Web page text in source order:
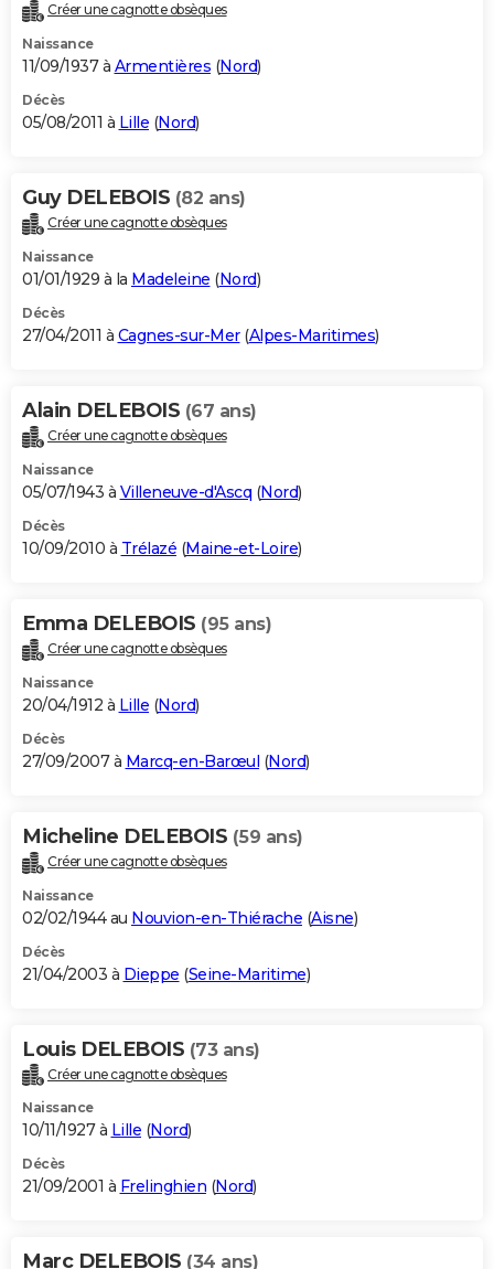
Créer une cagnotte obsèques
Naissance
11/09/1937 à Armentières (Nord)
Décès
05/08/2011 à Lille (Nord)
Guy DELEBOIS (82 ans)
Créer une cagnotte obsèques
Naissance
01/01/1929 à la Madeleine (Nord)
Décès
27/04/2011 à Cagnes-sur-Mer(Alpes-Maritimes)
Alain DELEBOIS (67 ans)
Créer une cagnotte obsèques
Naissance
05/07/1943 à Villeneuve-d'Ascq (Nord)
Décès
10/09/2010 à Trélazé (Maine-et-Loire)
Emma DELEBOIS (95 ans)
Créer une cagnotte obsèques
Naissance
20/04/1912 à Lille (Nord)
Décès
27/09/2007 à Marcq-en-Barœul (Nord)
Micheline DELEBOIS (59 ans)
Créer une cagnotte obsèques
Naissance
02/02/1944 au Nouvion-en-Thiérache (Aisne)
Décès
21/04/2003 à Dieppe (Seine-Maritime)
Louis DELEBOIS (73 ans)
Créer une cagnotte obsèques
Naissance
10/11/1927 à Lille (Nord)
Décès
21/09/2001 à Frelinghien (Nord)
Marc DELEBOIS (34 ans)